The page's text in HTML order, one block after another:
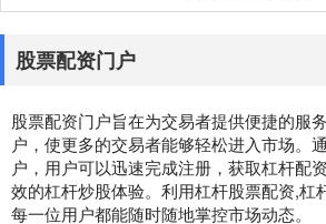
股票配资门户
股票配资门户旨在为交易者提供便捷的服
户，使更多的交易者能够轻松进入市场。
户，用户可以迅速完成注册，获取杠杆配
效的杠杆炒股体验。利用杠杆股票配资,杠
每一位用户都能随时随地掌控市场动态。